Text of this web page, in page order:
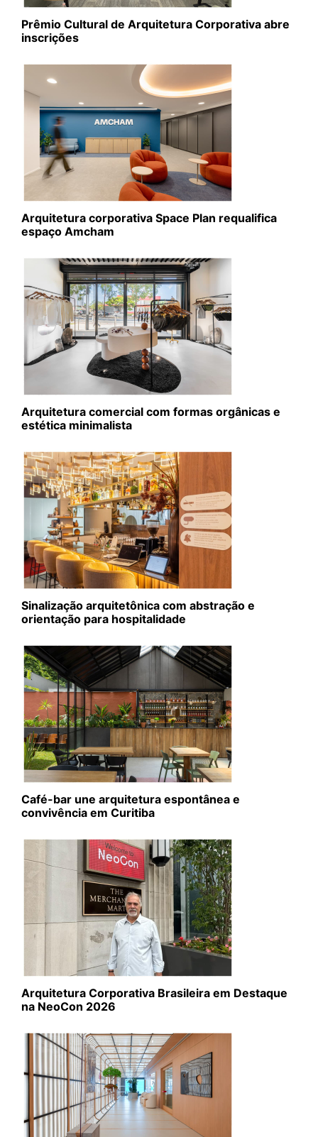
Prêmio Cultural de Arquitetura Corporativa abre
inscrições
Arquitetura corporativa Space Plan requalifica
espaço Amcham
Arquitetura comercial com formas orgânicas e
estética minimalista
Sinalização arquitetônica com abstração e
orientação para hospitalidade
Café-bar une arquitetura espontânea e
convivência em Curitiba
Arquitetura Corporativa Brasileira em Destaque
na NeoCon 2026